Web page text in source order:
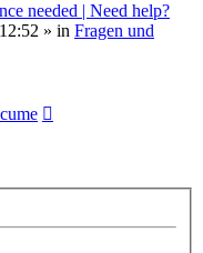
needed | Need help?
» in Fragen und